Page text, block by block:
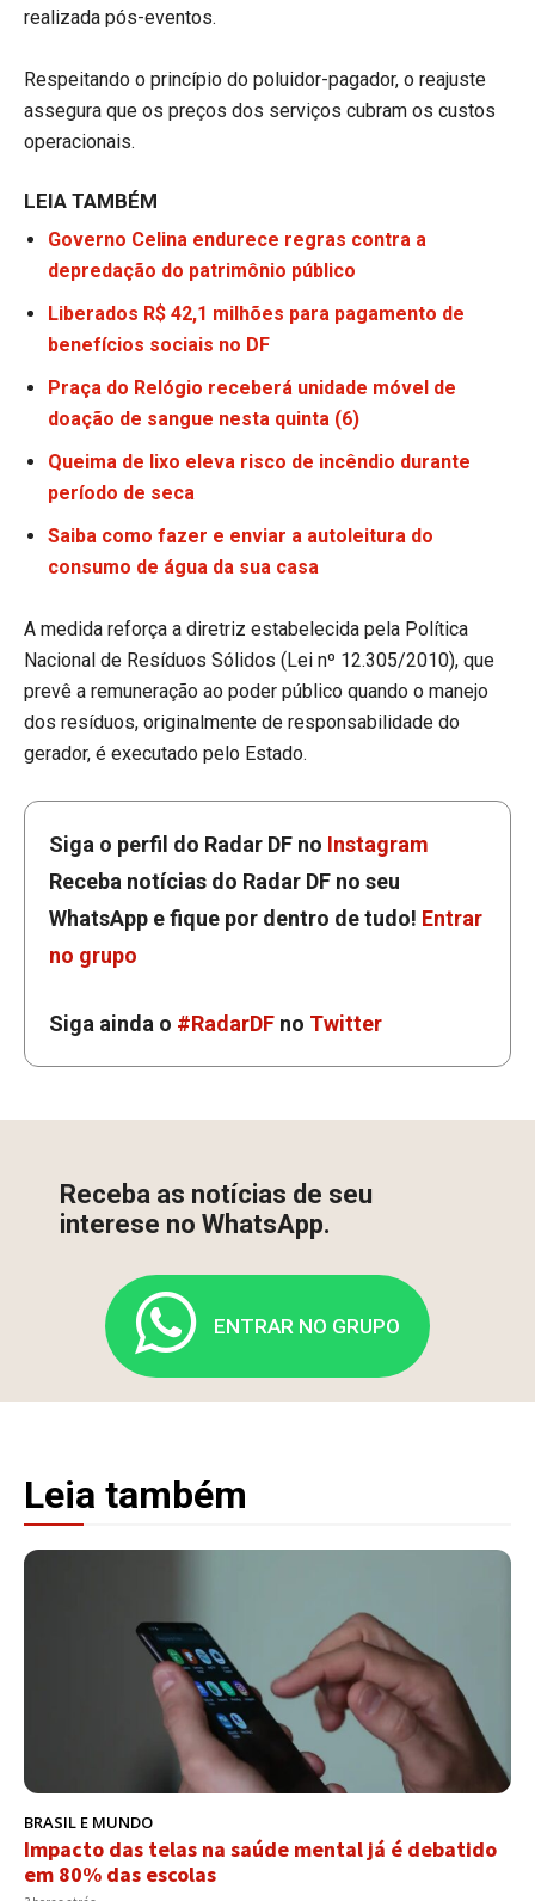
realizada pós-eventos.
Respeitando o princípio do poluidor-pagador, o reajuste
assegura que os preços dos serviços cubram os custos
operacionais.
LEIA TAMBÉM
Governo Celina endurece regras contra a
depredação do patrimônio público
Liberados R$ 42,1 milhões para pagamento de
benefícios sociais no DF
Praça do Relógio receberá unidade móvel de
doação de sangue nesta quinta (6)
Queima de lixo eleva risco de incêndio durante
período de seca
Saiba como fazer e enviar a autoleitura do
consumo de água da sua casa
A medida reforça a diretriz estabelecida pela Política
Nacional de Resíduos Sólidos (Lei nº 12.305/2010), que
prevê a remuneração ao poder público quando o manejo
dos resíduos, originalmente de responsabilidade do
gerador, é executado pelo Estado.
Siga o perfil do Radar DF no Instagram
Receba notícias do Radar DF no seu
WhatsApp e fique por dentro de tudo! Entrar
no grupo
Siga ainda o #RadarDF no Twitter
Receba as notícias de seu
interese no WhatsApp.
ENTRAR NO GRUPO
Leia também
BRASIL E MUNDO
Impacto das telas na saúde mental já é debatido
em 80% das escolas